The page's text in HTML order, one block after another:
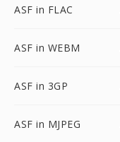
ASF in FLAC
ASF in WEBM
ASF in 3GP
ASF in MJPEG